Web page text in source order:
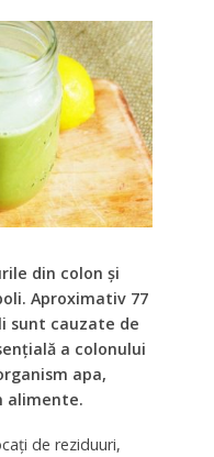
din colon şi
Aproximativ 77
sunt cauzate de
a colonului
apa,
alimente.
de reziduuri,